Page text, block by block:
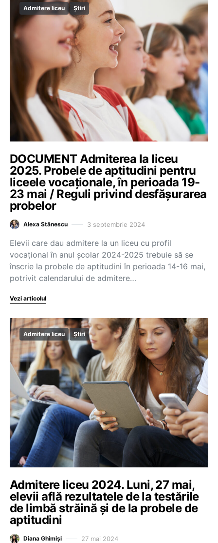
Admitere liceu Știri
DOCUMENT Admiterea la liceu
2025. Probele de aptitudini pentru
liceele vocaționale, în perioada 19-
23 mai / Reguli privind desfășurarea
probelor
Alexa Stănescu 3 septembrie 2024
Elevii care dau admitere la un liceu cu profil
vocațional în anul școlar 2024-2025 trebuie să se
înscrie la probele de aptitudini în perioada 14-16 mai,
potrivit calendarului de admitere…
Vezi articolul
Admitere liceu Știri
Admitere liceu 2024. Luni, 27 mai,
elevii află rezultatele de la testările
de limbă străină și de la probele de
aptitudini
Diana Ghimiși 27 mai 2024